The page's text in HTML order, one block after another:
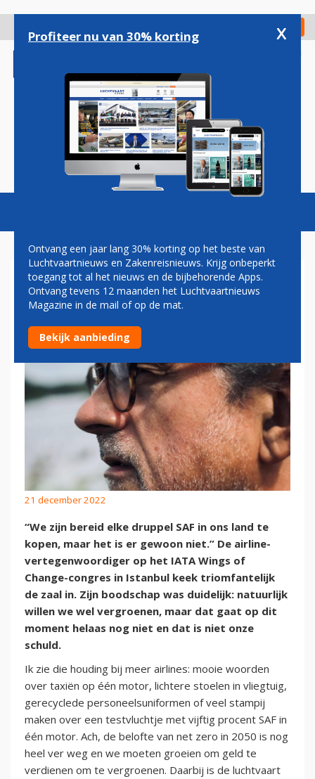
gaan
Check in
Magazine Podcasts Vacatures
WALTER SCHUT:
LUCHTKASTEEL
21 december 2022
“We zijn bereid elke druppel SAF in ons land te
kopen, maar het is er gewoon niet.” De airline-
vertegenwoordiger op het IATA Wings of
Change-congres in Istanbul keek triomfantelijk
de zaal in. Zijn boodschap was duidelijk: natuurlijk
willen we wel vergroenen, maar dat gaat op dit
moment helaas nog niet en dat is niet onze
schuld.
Ik zie die houding bij meer airlines: mooie woorden
over taxiën op één motor, lichtere stoelen in vliegtuig,
gerecyclede personeelsuniformen of veel stampij
maken over een testvluchtje met vijftig procent SAF in
één motor. Ach, de belofte van net zero in 2050 is nog
heel ver weg en we moeten groeien om geld te
verdienen om te vergroenen. Daarbij is de luchtvaart
Profiteer nu van 30% korting x
Ontvang een jaar lang 30% korting op het beste van
Luchtvaartnieuws en Zakenreisnieuws. Krijg onbeperkt
toegang tot al het nieuws en de bijbehorende Apps.
Ontvang tevens 12 maanden het Luchtvaartnieuws
Magazine in de mail of op de mat.
Bekijk aanbieding